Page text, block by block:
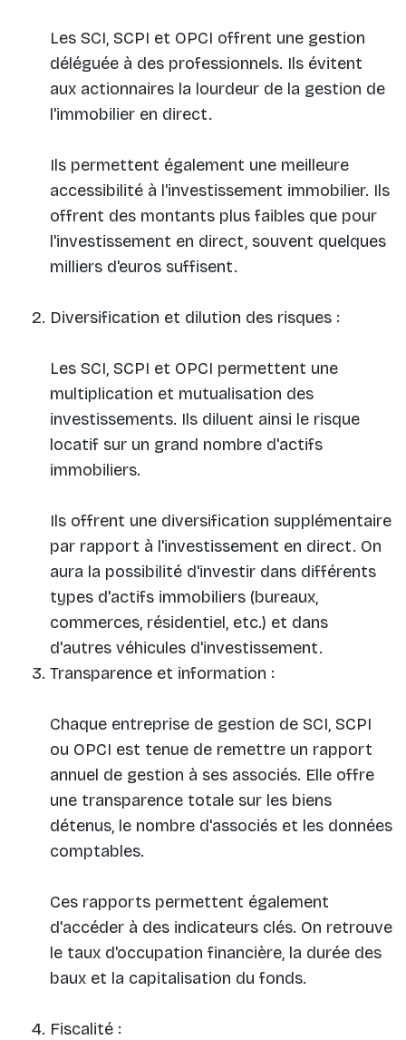
Les SCI, SCPI et OPCI offrent une gestion
déléguée à des professionnels. Ils évitent
aux actionnaires la lourdeur de la gestion de
l'immobilier en direct.
Ils permettent également une meilleure
accessibilité à l'investissement immobilier. Ils
offrent des montants plus faibles que pour
l'investissement en direct, souvent quelques
milliers d'euros suffisent.
Diversification et dilution des risques :
Les SCI, SCPI et OPCI permettent une
multiplication et mutualisation des
investissements. Ils diluent ainsi le risque
locatif sur un grand nombre d'actifs
immobiliers.
Ils offrent une diversification supplémentaire
par rapport à l'investissement en direct. On
aura la possibilité d'investir dans différents
types d'actifs immobiliers (bureaux,
commerces, résidentiel, etc.) et dans
d'autres véhicules d'investissement.
Transparence et information :
Chaque entreprise de gestion de SCI, SCPI
ou OPCI est tenue de remettre un rapport
annuel de gestion à ses associés. Elle offre
une transparence totale sur les biens
détenus, le nombre d'associés et les données
comptables.
Ces rapports permettent également
d'accéder à des indicateurs clés. On retrouve
le taux d'occupation financière, la durée des
baux et la capitalisation du fonds.
Fiscalité :